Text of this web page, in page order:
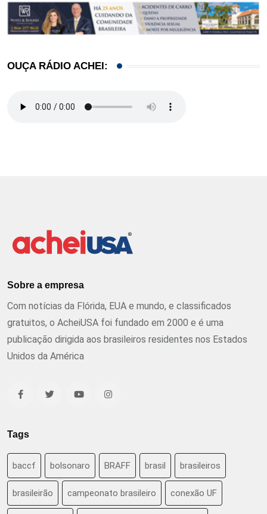
OUÇA RÁDIO ACHEI:
Sobre a empresa
Com notícias da Flórida, EUA e mundo, e classificados
gratuitos, o AcheiUSA foi fundado em 2000 e é uma
publicação dirigida aos brasileiros residentes nos Estados
Unidos da América
Tags
baccf bolsonaro BRAFF brasil brasileiros
brasileirão campeonato brasileiro conexão UF